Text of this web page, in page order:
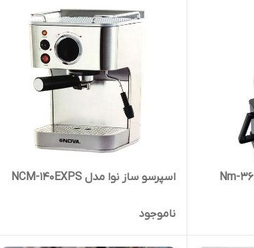
اسپرسو ساز نوا مدل NCM-140EXPS
ناموجود